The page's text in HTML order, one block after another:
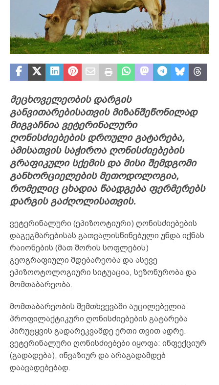
მეცხოველეობის დარგის
განვითარებისათვის მიზანშეწონილად
მიგვაჩნია ვეტერინალური
ღონისძიებების დროული გატარება,
ამისათვის საჭიროა ღონისძიებების
გრაფიკული სქემის და მისი შემდგომი
განხორციელების მეთოდოლოგია,
რომელიც ცხადია წაადგება ფერმერებს
დარგის გაძღოლისათვის.
ვეტერინალური (ეპიზოოტიური) ღონისძიებების
დაგეგმარებისას გათვალისწინებული უნდა იქნას
რაიონების (მათ შორის სოფლების)
გეოგრაფიული მდებარეობა და ასევე
ეპიზოოტოლოგიური სიტუაცია, სეზონურობა და
მომთაბარეობა.
მომთაბარეობის შემთხვევაში აუცილებელია
პროფილაქტიკური ღონისძიებების გატარება
პირუტყვის გადარეკვამდე ერთი თვით ადრე.
ვეტერინალური ღონისძიებები იყოფა: ინფექციურ
(გადადება), ინვაზიურ და არაგადამდებ
დაავადებებად.